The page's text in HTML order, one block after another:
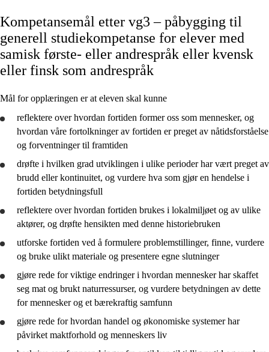
Kjerneelementer
Tverrfaglige temaer
Grunnleggende ferdigheter
Vg2 studieforberedende
Vg3 studieforberedende
Vg3 påbygg
Vg3 påbygg – samisk, kvensk eller finsk
Kompetansemål etter vg3 – påbygging til
generell studiekompetanse for elever med
samisk første- eller andrespråk eller kvensk
eller finsk som andrespråk
Mål for opplæringen er at eleven skal kunne
reflektere over hvordan fortiden former oss som mennesker, og
hvordan våre fortolkninger av fortiden er preget av nåtidsforståelse
og forventninger til framtiden
drøfte i hvilken grad utviklingen i ulike perioder har vært preget av
brudd eller kontinuitet, og vurdere hva som gjør en hendelse i
fortiden betydningsfull
reflektere over hvordan fortiden brukes i lokalmiljøet og av ulike
aktører, og drøfte hensikten med denne historiebruken
utforske fortiden ved å formulere problemstillinger, finne, vurdere
og bruke ulikt materiale og presentere egne slutninger
gjøre rede forviktige endringer i hvordan mennesker har skaffet
seg mat og brukt naturressurser, og vurdere betydningen av dette
for mennesker og et bærekraftig samfunn
gjøre rede forhvordan handel og økonomiske systemer har
påvirket maktforhold og menneskers liv